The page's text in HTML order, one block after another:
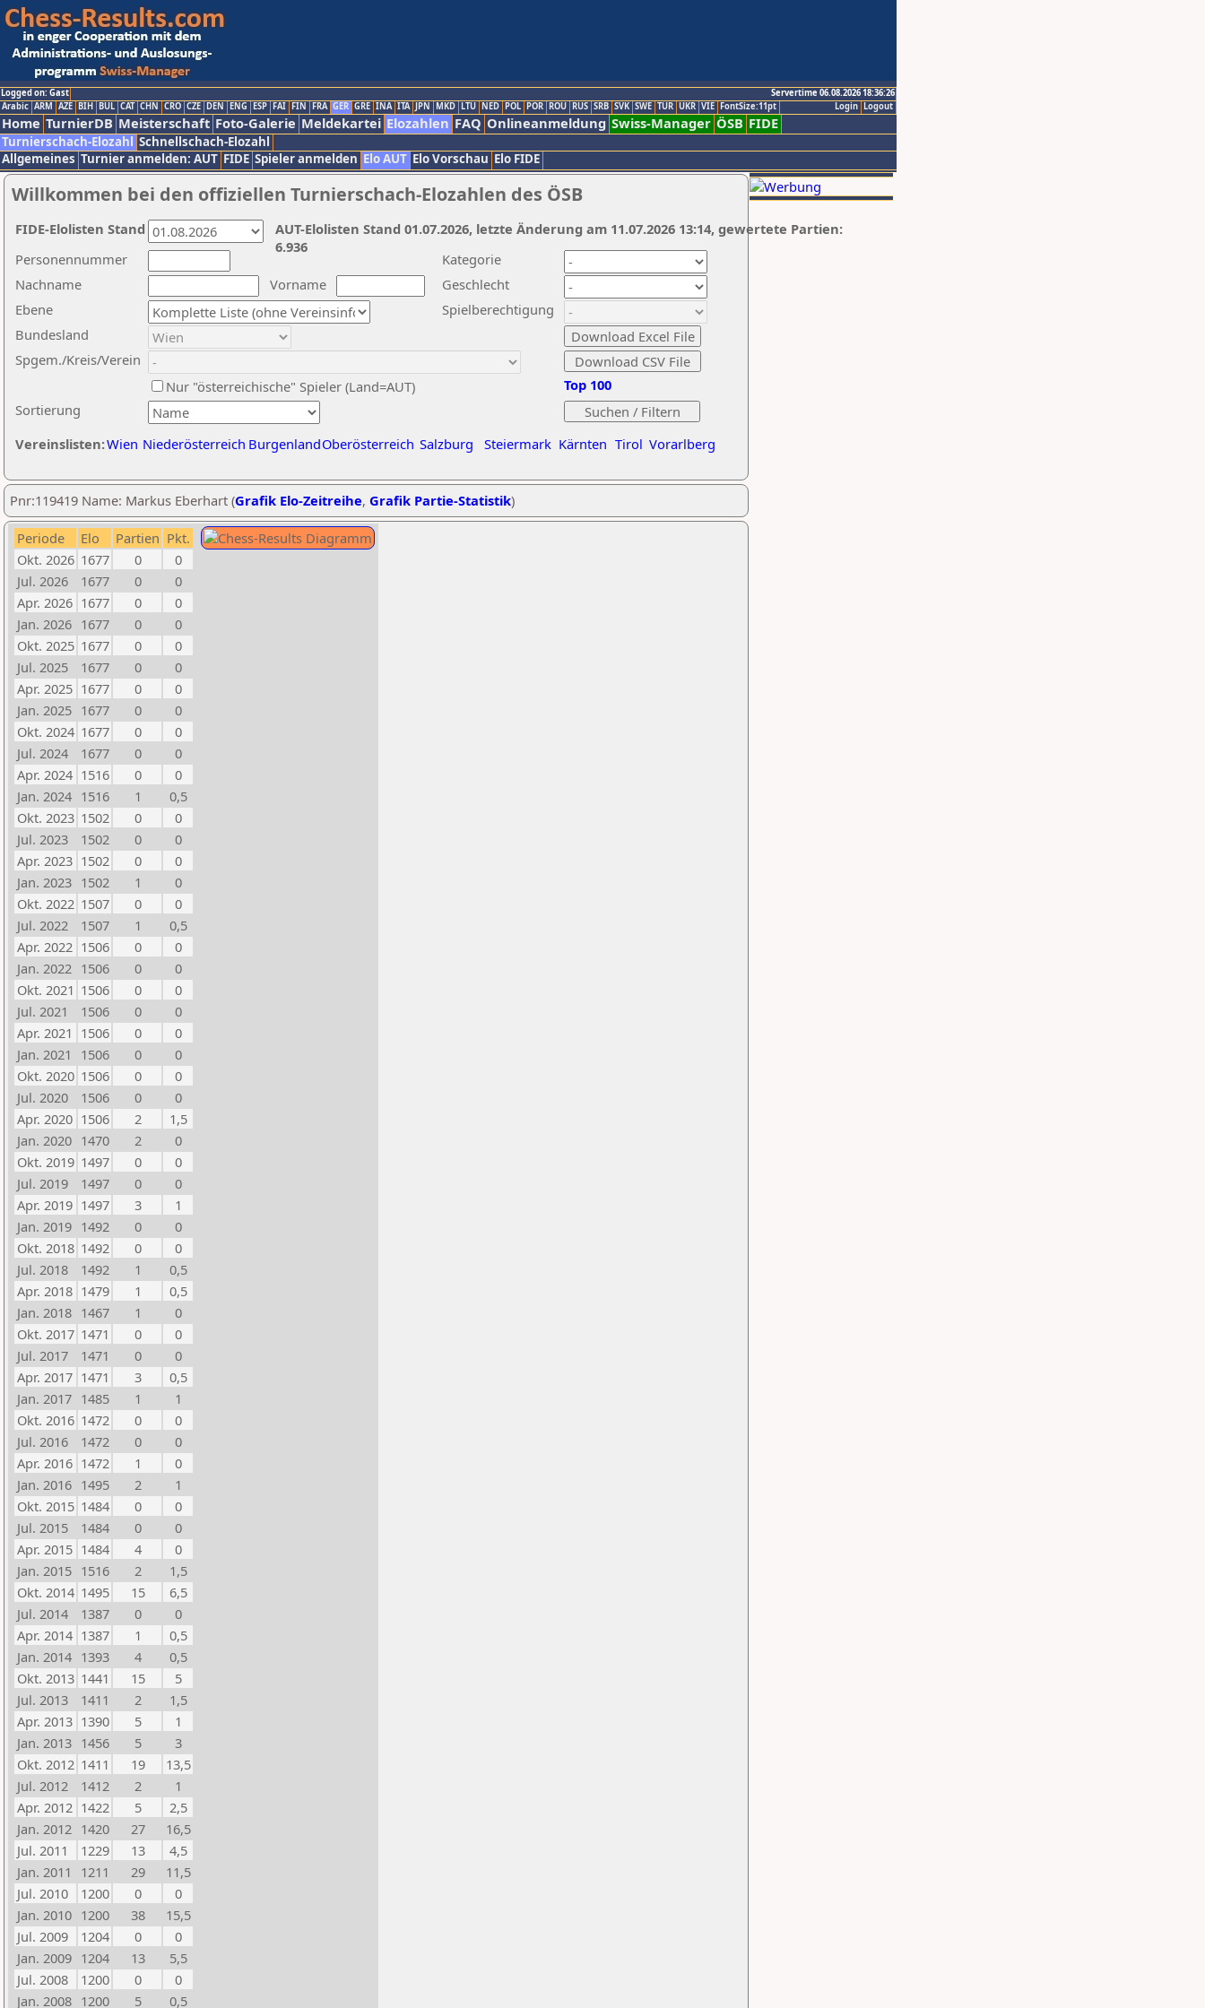
Logged on: Gast
Servertime 06.08.2026 18:36:26
Logout
Login
Arabic ARM AZE BIH BUL CAT CHN CRO CZE DEN ENG ESP FAI FIN FRA GER GRE INA ITA JPN MKD LTU NED POL POR ROU RUS SRB SVK SWE TUR UKR VIE FontSize:11pt
Home TurnierDB Meisterschaft Foto-Galerie Meldekartei Elozahlen FAQ Onlineanmeldung Swiss-Manager ÖSB FIDE
Turnierschach-Elozahl Schnellschach-Elozahl
Allgemeines Turnier anmelden: AUT FIDE Spieler anmelden Elo AUT Elo Vorschau Elo FIDE
Willkommen bei den offiziellen Turnierschach-Elozahlen des ÖSB
Nachname
Vorname
Ebene
Kategorie
Sortierung
Personennummer
Bundesland
Spgem./Kreis/Verein
Geschlecht
Nur "österreichische" Spieler (Land=AUT)
Spielberechtigung
Vereinslisten:Wien Niederösterreich BurgenlandOberösterreich Salzburg Steiermark Kärnten Tirol Vorarlberg
Top 100
AUT-Elolisten Stand 01.07.2026, letzte Änderung am 11.07.2026 13:14, gewertete Partien:
6.936
FIDE-Elolisten Stand
Pnr:119419 Name: Markus Eberhart (Grafik Elo-Zeitreihe, Grafik Partie-Statistik)
Periode Elo Partien Pkt.
Okt. 2026 1677 0
0
Jul. 2026
1677 0
0
Apr. 2026 1677 0
0
Jan. 2026 1677 0
0
Okt. 2025 1677 0
0
Jul. 2025
1677 0
0
Apr. 2025 1677 0
0
Jan. 2025 1677 0
0
Okt. 2024 1677 0
0
Jul. 2024
1677 0
0
Apr. 2024 1516 0
0
Jan. 2024 1516 1
0,5
Okt. 2023 1502 0
0
Jul. 2023
1502 0
0
Apr. 2023 1502 0
0
Jan. 2023 1502 1
0
Okt. 2022 1507 0
0
Jul. 2022
1507 1
0,5
Apr. 2022 1506 0
0
Jan. 2022 1506 0
0
Okt. 2021 1506 0
0
Jul. 2021
1506 0
0
Apr. 2021 1506 0
0
Jan. 2021
1506 0
0
Okt. 2020 1506 0
0
Jul. 2020
1506 0
0
Apr. 2020 1506 2
1,5
Jan. 2020 1470 2
0
Okt. 2019 1497 0
0
Jul. 2019
1497 0
0
Apr. 2019 1497 3
1
Jan. 2019 1492 0
0
Okt. 2018 1492 0
0
Jul. 2018
1492 1
0,5
Apr. 2018 1479 1
0,5
Jan. 2018 1467 1
0
Okt. 2017 1471 0
0
Jul. 2017
1471 0
0
Apr. 2017 1471 3
0,5
Jan. 2017 1485 1
1
Okt. 2016 1472 0
0
Jul. 2016
1472 0
0
Apr. 2016 1472 1
0
Jan. 2016 1495 2
1
Okt. 2015 1484 0
0
Jul. 2015
1484 0
0
Apr. 2015 1484 4
0
Jan. 2015 1516 2
1,5
Okt. 2014 1495 15
6,5
Jul. 2014
1387 0
0
Apr. 2014 1387 1
0,5
Jan. 2014 1393 4
0,5
Okt. 2013 1441 15
5
Jul. 2013
1411 2
1,5
Apr. 2013 1390 5
1
Jan. 2013 1456 5
3
Okt. 2012 1411 19
13,5
Jul. 2012
1412 2
1
Apr. 2012 1422 5
2,5
Jan. 2012 1420 27
16,5
Jul. 2011
1229 13
4,5
Jan. 2011
1211 29
11,5
Jul. 2010
1200 0
0
Jan. 2010 1200 38
15,5
Jul. 2009
1204 0
0
Jan. 2009 1204 13
5,5
Jul. 2008
1200 0
0
Jan. 2008 1200 5 0,5